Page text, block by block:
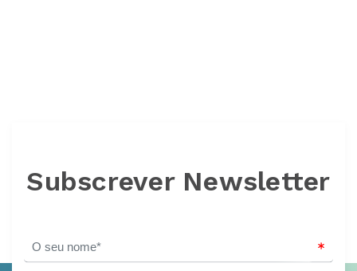
Subscrever Newsletter